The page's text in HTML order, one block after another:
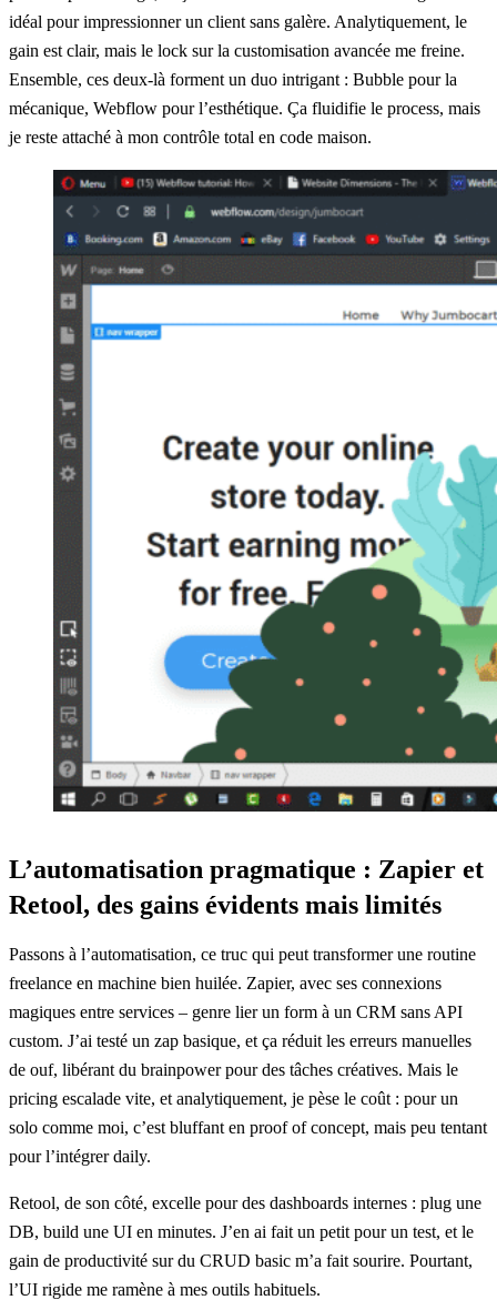
idéal pour impressionner un client sans galère. Analytiquement, le
gain est clair, mais le lock sur la customisation avancée me freine.
Ensemble, ces deux-là forment un duo intrigant : Bubble pour la
mécanique, Webflow pour l’esthétique. Ça fluidifie le process, mais
je reste attaché à mon contrôle total en code maison.
L’automatisation pragmatique : Zapier et
Retool, des gains évidents mais limités
Passons à l’automatisation, ce truc qui peut transformer une routine
freelance en machine bien huilée. Zapier, avec ses connexions
magiques entre services – genre lier un form à un CRM sans API
custom. J’ai testé un zap basique, et ça réduit les erreurs manuelles
de ouf, libérant du brainpower pour des tâches créatives. Mais le
pricing escalade vite, et analytiquement, je pèse le coût : pour un
solo comme moi, c’est bluffant en proof of concept, mais peu tentant
pour l’intégrer daily.
Retool, de son côté, excelle pour des dashboards internes : plug une
DB, build une UI en minutes. J’en ai fait un petit pour un test, et le
gain de productivité sur du CRUD basic m’a fait sourire. Pourtant,
l’UI rigide me ramène à mes outils habituels.